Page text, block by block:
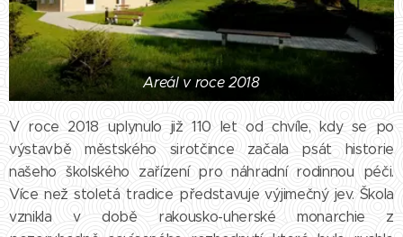
Areál v roce 2018
V roce 2018 uplynulo již 110 let od chvíle, kdy se po
výstavbě městského sirotčince začala psát historie
našeho školského zařízení pro náhradní rodinnou péči.
Více než stoletá tradice představuje výjimečný jev. Škola
vznikla v době rakousko-uherské monarchie z